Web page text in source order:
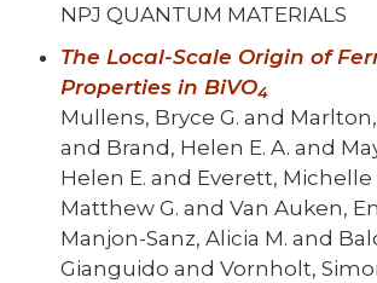
NPJ QUANTUM MATERIALS
The Local-Scale Origin of
Properties in BiVO4
Mullens, Bryce G. and
and Brand, Helen E. A. and
Helen E. and Everett,
Matthew G. and Van Auken,
Manjon-Sanz, Alicia M. and
Gianguido and Vornholt,